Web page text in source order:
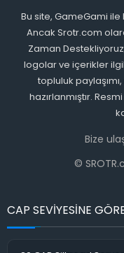
Bu site, GameGami
Ancak Srotr.com
Zaman
logolar ve içerikler
topluluk
hazırlanmıştır.
Bize
©
CAP SEVİYESİNE